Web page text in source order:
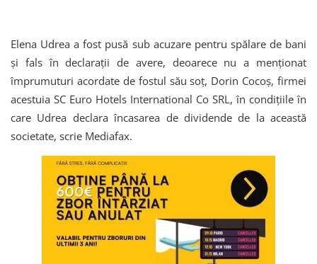
Elena Udrea a fost pusă sub acuzare pentru spălare de bani
şi fals în declaraţii de avere, deoarece nu a menţionat
împrumuturi acordate de fostul său soţ, Dorin Cocoş, firmei
acestuia SC Euro Hotels International Co SRL, în condiţiile în
care Udrea declara încasarea de dividende de la această
societate, scrie Mediafax.